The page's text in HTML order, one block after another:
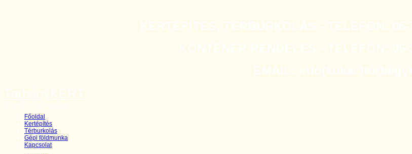
Főoldal
Kertépítés
Térburkolás
Gépi földmunka
Kapcsolat